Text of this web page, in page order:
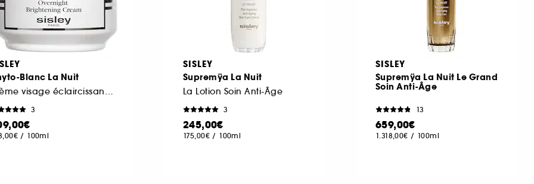
Blanc La Nuit
crème visage éclaircissante anti-taches
3
/ 100ml
SISLEY
Supremÿa La Nuit
La Lotion Soin Anti-Âge
3
245,00€
175,00€ / 100ml
SISLEY
Supremÿa La Nuit Le Grand
Soin Anti-Âge
13
659,00€
1.318,00€ / 100ml